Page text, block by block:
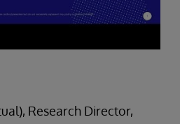
Research Director,